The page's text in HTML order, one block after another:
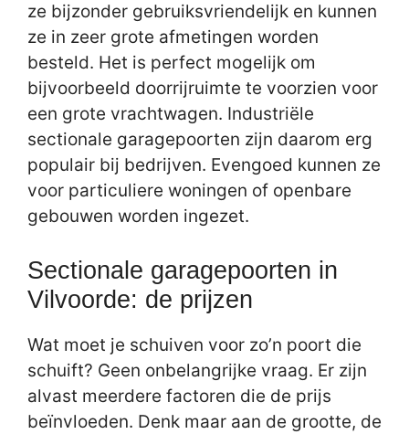
ze bijzonder gebruiksvriendelijk en kunnen
ze in zeer grote afmetingen worden
besteld. Het is perfect mogelijk om
bijvoorbeeld doorrijruimte te voorzien voor
een grote vrachtwagen. Industriële
sectionale garagepoorten zijn daarom erg
populair bij bedrijven. Evengoed kunnen ze
voor particuliere woningen of openbare
gebouwen worden ingezet.
Sectionale garagepoorten in
Vilvoorde: de prijzen
Wat moet je schuiven voor zo’n poort die
schuift? Geen onbelangrijke vraag. Er zijn
alvast meerdere factoren die de prijs
beïnvloeden. Denk maar aan de grootte, de